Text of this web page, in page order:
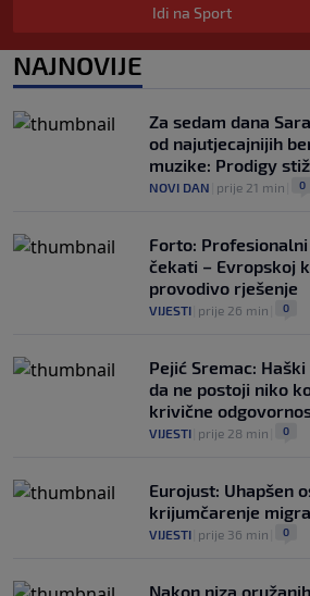
FIFA se izvinila
zbog FFE
dalje podržava
Lionel Messi
Inter Miamija i
Cupa (VIDEO)
prije 3 h| 0
Idi na Sport
NAJNOVIJE
Za sedam dana
od najutjecajnijih
muzike: Prodigy
NOVI DAN prije 21 min 0
Forto:
čekati – Evropskoj
provodivo rješenje
VIJESTI prije 26 min 0
Pejić Sremac:
da ne postoji niko
krivične
VIJESTI prije 28 min 0
Eurojust: Uhapšen
krijumčarenje
VIJESTI prije 36 min 0
Nakon niza